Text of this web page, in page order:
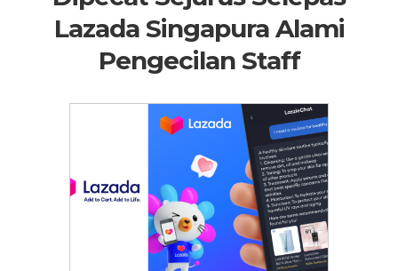
Lazada Singapura Alami
Pengecilan Staff